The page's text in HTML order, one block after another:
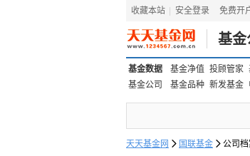
收藏本站 安全登录 免费开
基金
基金数据 基金净值 投顾管家
基金公司
基金品种 新发基金
天天基金网  国联基金  公司